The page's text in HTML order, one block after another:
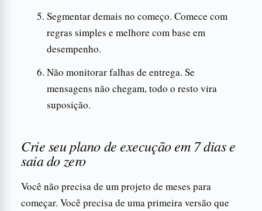
Segmentar demais no começo. Comece com
regras simples e melhore com base em
desempenho.
Não monitorar falhas de entrega. Se
mensagens não chegam, todo o resto vira
suposição.
Crie seu plano de execução em 7 dias e
saia do zero
Você não precisa de um projeto de meses para
começar. Você precisa de uma primeira versão que